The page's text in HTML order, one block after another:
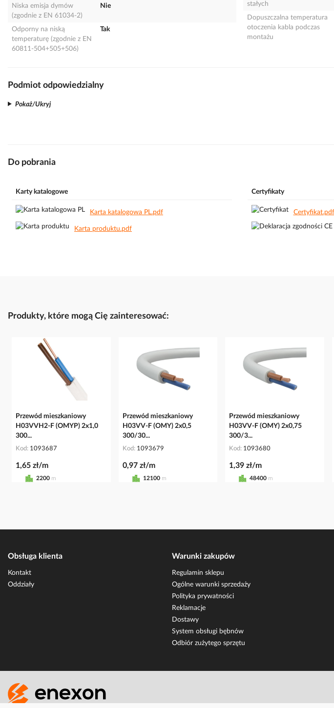
Niska emisja dymów
(zgodnie z EN 61034-2)
Nie
Odporny na niską
temperaturę (zgodnie z EN
60811-504+505+506)
Tak
stałych
Dopuszczalna temperatura
otoczenia kabla podczas
montażu
Podmiot odpowiedzialny
Pokaż/Ukryj
Do pobrania
Karty katalogowe
Karta katalogowa PL.pdf
Karta produktu.pdf
Certyfikaty
Certyfikat.pdf
Produkty, które mogą Cię zainteresować:
Przewód mieszkaniowy
H03VVH2-F (OMYP) 2x1,0
300...
Kod 1093687
1,65 zł/m
2200 m
Przewód mieszkaniowy
H03VV-F (OMY) 2x0,5
300/30...
Kod 1093679
0,97 zł/m
12100 m
Przewód mieszkaniowy
H03VV-F (OMY) 2x0,75
300/3...
Kod 1093680
1,39 zł/m
48400 m
Obsługa klienta
Kontakt
Oddziały
Warunki zakupów
Regulamin sklepu
Ogólne warunki sprzedaży
Polityka prywatności
Reklamacje
Dostawy
System obsługi bębnów
Odbiór zużytego sprzętu